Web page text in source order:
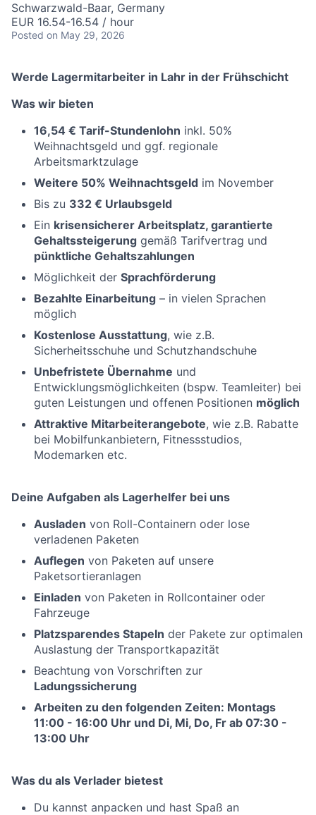
Schwarzwald-Baar, Germany
EUR 16.54-16.54 / hour
Posted on May 29, 2026
Werde Lagermitarbeiter in Lahr in der Frühschicht
Was wir bieten
16,54 € Tarif-Stundenlohn inkl. 50%
Weihnachtsgeld und ggf. regionale
Arbeitsmarktzulage
Weitere 50% Weihnachtsgeld im November
Bis zu 332 € Urlaubsgeld
Ein krisensicherer Arbeitsplatz, garantierte
Gehaltssteigerung gemäß Tarifvertrag und
pünktliche Gehaltszahlungen
Möglichkeit der Sprachförderung
Bezahlte Einarbeitung – in vielen Sprachen
möglich
Kostenlose Ausstattung, wie z.B.
Sicherheitsschuhe und Schutzhandschuhe
Unbefristete Übernahme und
Entwicklungsmöglichkeiten (bspw. Teamleiter) bei
guten Leistungen und offenen Positionen möglich
Attraktive Mitarbeiterangebote, wie z.B. Rabatte
bei Mobilfunkanbietern, Fitnessstudios,
Modemarken etc.
Deine Aufgaben als Lagerhelfer bei uns
Ausladen von Roll-Containern oder lose
verladenen Paketen
Auflegen von Paketen auf unsere
Paketsortieranlagen
Einladen von Paketen in Rollcontainer oder
Fahrzeuge
Platzsparendes Stapeln der Pakete zur optimalen
Auslastung der Transportkapazität
Beachtung von Vorschriften zur
Ladungssicherung
Arbeiten zu den folgenden Zeiten: Montags
11:00 - 16:00 Uhr und Di, Mi, Do, Fr ab 07:30 -
13:00 Uhr
Was du als Verlader bietest
Du kannst anpacken und hast Spaß an